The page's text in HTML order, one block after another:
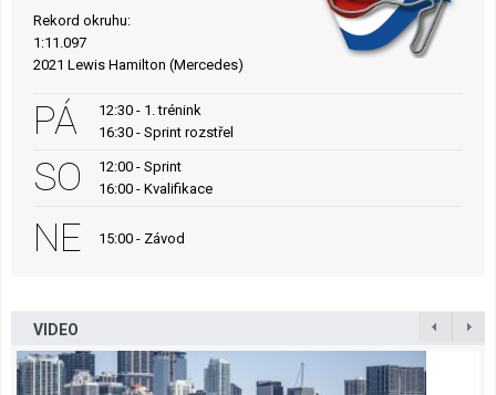
Rekord okruhu:
1:11.097
2021 Lewis Hamilton (Mercedes)
PÁ
12:30 - 1. trénink
16:30 - Sprint rozstřel
SO
12:00 - Sprint
16:00 - Kvalifikace
NE 15:00 - Závod
VIDEO